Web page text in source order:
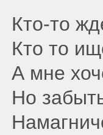
Кто-то
Кто то
А мне
Но